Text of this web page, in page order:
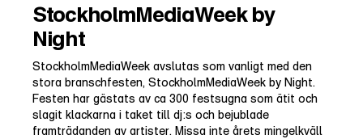
StockholmMediaWeek by
Night
StockholmMediaWeek avslutas som vanligt med den
stora branschfesten, StockholmMediaWeek by Night.
Festen har gästats av ca 300 festsugna som ätit och
slagit klackarna i taket till dj:s och bejublade
framträdanden av artister. Missa inte årets mingelkväll